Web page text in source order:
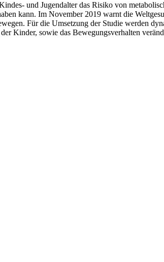
und Jugendalter das Risiko von
kann. Im November 2019 warnt die
Für die Umsetzung der Studie werden
Kinder, sowie das Bewegungsverhalten